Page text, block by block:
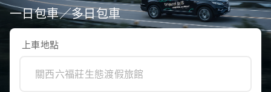
一日包車／多日包車
上車地點